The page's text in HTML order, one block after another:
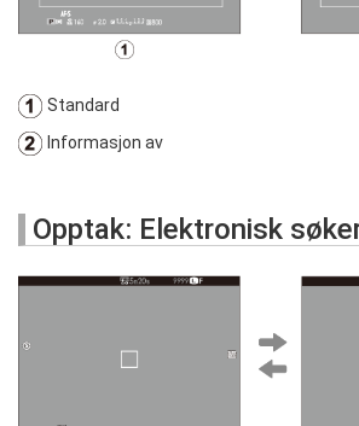
Standard
Informasjon av
Opptak: Elektronisk